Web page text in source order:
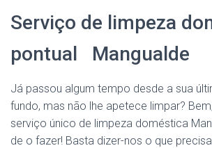
Serviço de limpeza
pontual Mangualde
Já passou algum tempo desde a sua
fundo, mas não lhe apetece limpar?
serviço único de limpeza doméstica
de o fazer! Basta dizer-nos o que